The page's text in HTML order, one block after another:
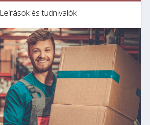
Leírások és tudnivalók